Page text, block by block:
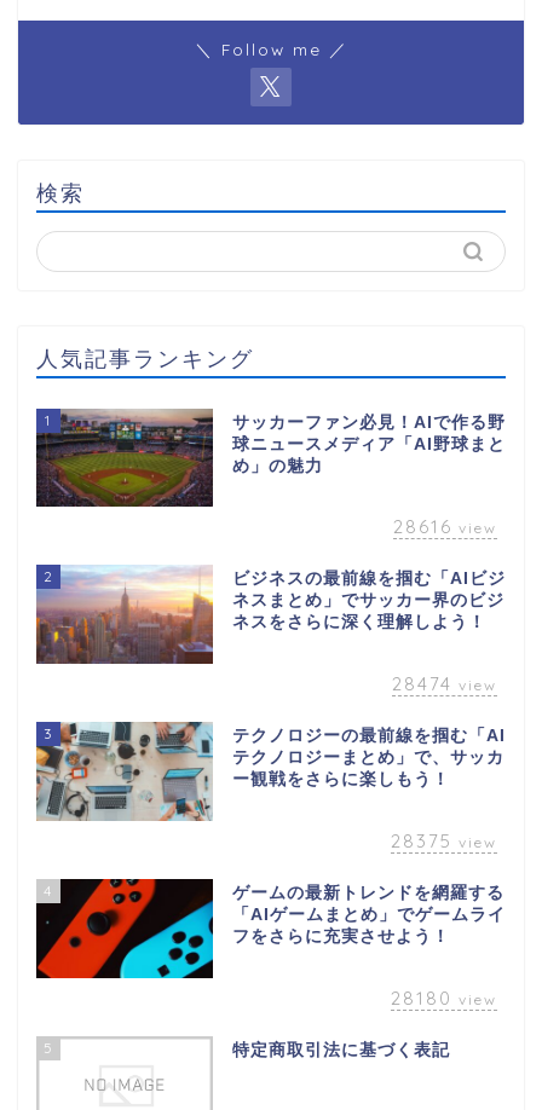
＼ Follow me ／
検索
人気記事ランキング
1
サッカーファン必見！AIで作る野
球ニュースメディア「AI野球まと
め」の魅力
28616 view
2
ビジネスの最前線を掴む「AIビジ
ネスまとめ」でサッカー界のビジ
ネスをさらに深く理解しよう！
28474 view
3
テクノロジーの最前線を掴む「AI
テクノロジーまとめ」で、サッカ
ー観戦をさらに楽しもう！
28375 view
4
ゲームの最新トレンドを網羅する
「AIゲームまとめ」でゲームライ
フをさらに充実させよう！
28180 view
5 特定商取引法に基づく表記